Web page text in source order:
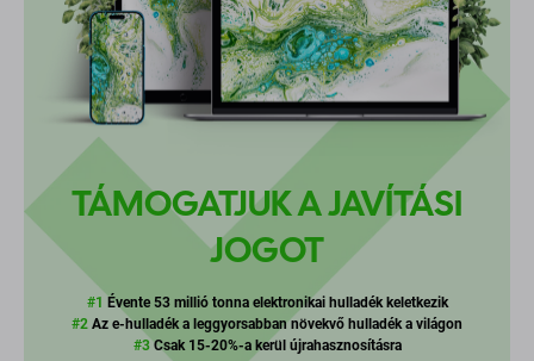
TÁMOGATJUK A JAVÍTÁSI
JOGOT
#1 Évente 53 millió tonna elektronikai hulladék keletkezik
#2 Az e-hulladék a leggyorsabban növekvő hulladék a világon
#3Csak 15-20%-a kerül újrahasznosításra